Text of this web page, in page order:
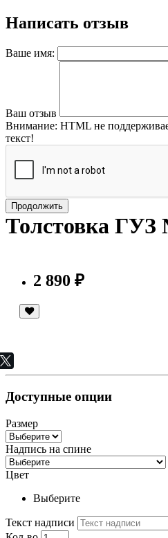
Написать отзыв
Ваше имя:
Ваш отзыв
Внимание: HTML не
текст!
Продолжить
Толстовка ГУЗ
2 890 ₽
Доступные опции
Размер
Надпись на спине
Цвет
Выберите
Текст надписи